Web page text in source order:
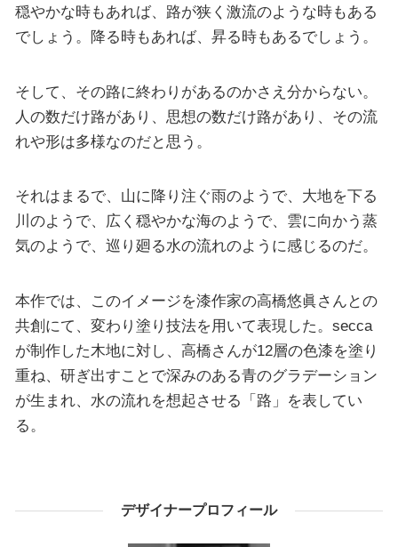
穏やかな時もあれば、路が狭く激流のような時もある
でしょう。降る時もあれば、昇る時もあるでしょう。
そして、その路に終わりがあるのかさえ分からない。
人の数だけ路があり、思想の数だけ路があり、その流
れや形は多様なのだと思う。
それはまるで、山に降り注ぐ雨のようで、大地を下る
川のようで、広く穏やかな海のようで、雲に向かう蒸
気のようで、巡り廻る水の流れのように感じるのだ。
本作では、このイメージを漆作家の高橋悠眞さんとの
共創にて、変わり塗り技法を用いて表現した。secca
が制作した木地に対し、高橋さんが12層の色漆を塗り
重ね、研ぎ出すことで深みのある青のグラデーション
が生まれ、水の流れを想起させる「路」を表してい
る。
デザイナープロフィール